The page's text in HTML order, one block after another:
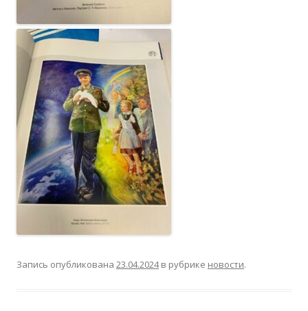
Запись опубликована 23.04.2024в рубрике новости.